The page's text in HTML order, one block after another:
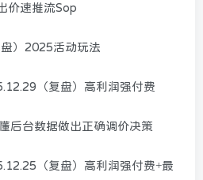
价速推流Sop
）2025活动玩法
（复盘）高利润强付费
后台数据做出正确调价决策
（复盘）高利润强付费+最